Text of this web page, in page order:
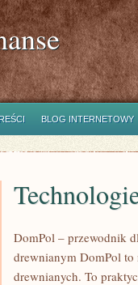
BLOG INTERNETOWY
DomPol – przewodnik
drewnianym DomPol to
drewnianych. To